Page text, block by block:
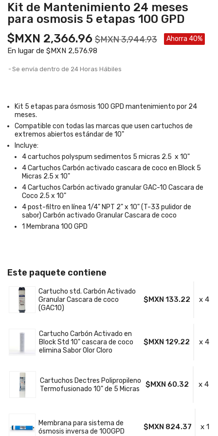
Kit de Mantenimiento 24 meses
para osmosis 5 etapas 100 GPD
$MXN 2,366.96 $MXN 3,944.93 Ahorra 40%
En lugar de $MXN 2,576.98
Se envía dentro de 24 Horas Hábiles
Kit 5 etapas para ósmosis 100 GPD mantenimiento por 24
meses.
Compatible con todas las marcas que usen cartuchos de
extremos abiertos estándar de 10"
Incluye:
4 cartuchos polyspum sedimentos 5 micras 2.5 x 10"
4 Cartuchos Carbón activado cascara de coco en Block 5
Micras 2.5 x 10"
4 Cartuchos Carbón activado granular GAC-10 Cascara de
Coco 2.5 x 10"
4 post-filtro en línea 1/4" NPT 2" x 10" (T-33 pulidor de
sabor) Carbón activado Granular Cascara de coco
1 Membrana 100 GPD
Este paquete contiene
Cartucho std. Carbón Activado
Granular Cascara de coco
(GAC10)
$MXN 133.22 x 4
Cartucho Carbón Activado en
Block Std 10" cascara de coco
elimina Sabor Olor Cloro
$MXN 129.22 x 4
Cartuchos Dectres Polipropileno
Termofusionado 10" de 5 Micras
$MXN 60.32 x 4
Membrana para sistema de
ósmosis inversa de 100GPD
$MXN 824.37 x 1